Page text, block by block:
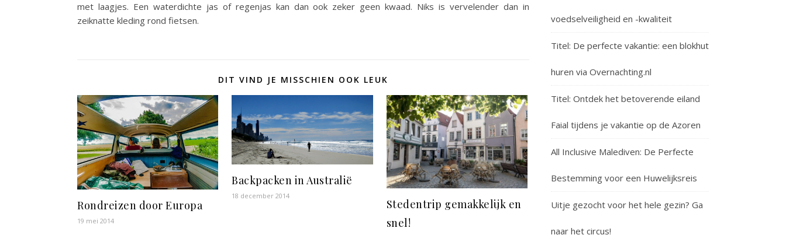
met laagjes. Een waterdichte jas of regenjas kan dan ook zeker geen kwaad. Niks is vervelender dan in
zeiknatte kleding rond fietsen.
DIT VIND JE MISSCHIEN OOK LEUK
Rondreizen door Europa
19 mei 2014
Backpacken in Australië
18 december 2014
Stedentrip gemakkelijk en
snel!
voedselveiligheid en -kwaliteit
Titel: De perfecte vakantie: een blokhut
huren via Overnachting.nl
Titel: Ontdek het betoverende eiland
Faial tijdens je vakantie op de Azoren
All Inclusive Malediven: De Perfecte
Bestemming voor een Huwelijksreis
Uitje gezocht voor het hele gezin? Ga
naar het circus!